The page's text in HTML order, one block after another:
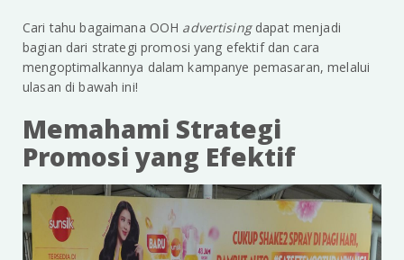
Cari tahu bagaimana OOH advertising dapat menjadi
bagian dari strategi promosi yang efektif dan cara
mengoptimalkannya dalam kampanye pemasaran, melalui
ulasan di bawah ini!
Memahami Strategi
Promosi yang Efektif